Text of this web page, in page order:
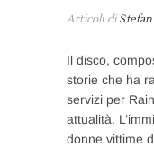
Articoli di
Il disco,
storie che ha
servizi per
attualità.
donne vittime